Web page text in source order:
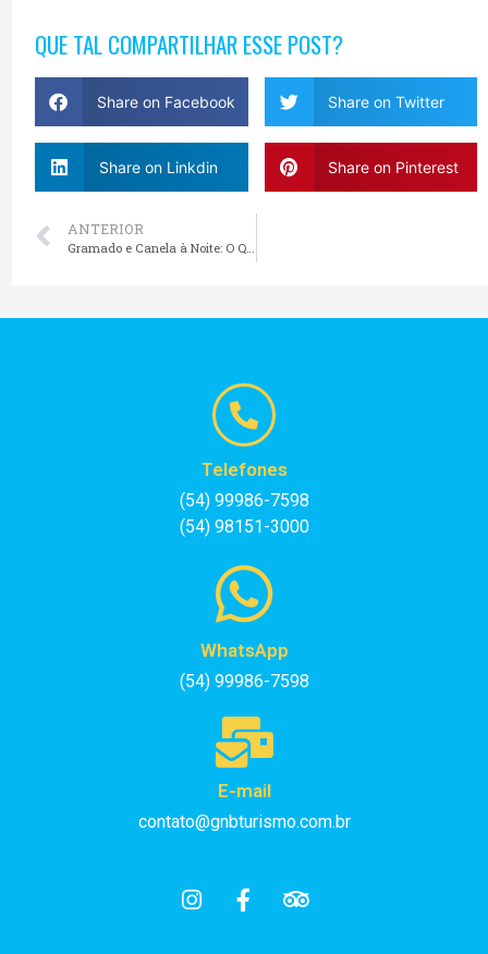
QUE TAL COMPARTILHAR ESSE POST?
Share on Facebook Share on Twitter
Share on Linkdin Share on Pinterest
ANTERIOR
Gramado e Canela à Noite: O Que Fazer Depois das 18h na Serra Gaúcha
Telefones
(54) 99986-7598
(54) 98151-3000
WhatsApp
(54) 99986-7598
E-mail
contato@gnbturismo.com.br